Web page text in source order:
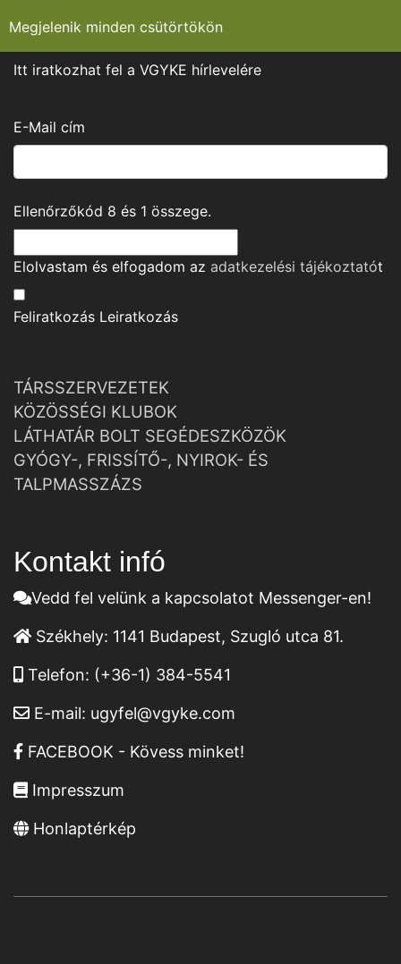
Megjelenik minden csütörtökön
Itt iratkozhat fel a VGYKE hírlevelére
E-Mail cím
Ellenőrzőkód 8 és 1 összege.
Elolvastam és elfogadom az adatkezelési tájékoztatót
Feliratkozás Leiratkozás
TÁRSSZERVEZETEK
KÖZÖSSÉGI KLUBOK
LÁTHATÁR BOLT SEGÉDESZKÖZÖK
GYÓGY-, FRISSÍTŐ-, NYIROK- ÉS
TALPMASSZÁZS
Kontakt infó
Vedd fel velünk a kapcsolatot Messenger-en!
Székhely: 1141 Budapest, Szugló utca 81.
Telefon: (+36-1) 384-5541
E-mail: ugyfel@vgyke.com
FACEBOOK - Kövess minket!
Impresszum
Honlaptérkép